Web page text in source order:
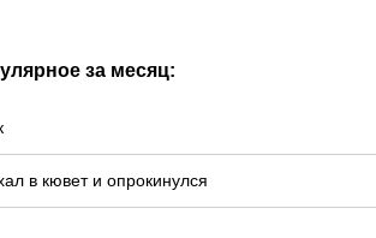
за месяц:
в кювет и опрокинулся